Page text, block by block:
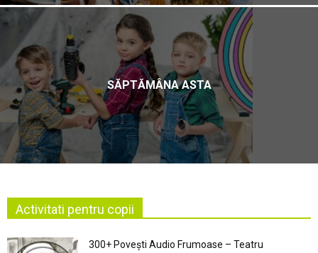
SĂPTĂMÂNA ASTA
Activitati pentru copii
300+ Povești Audio Frumoase – Teatru